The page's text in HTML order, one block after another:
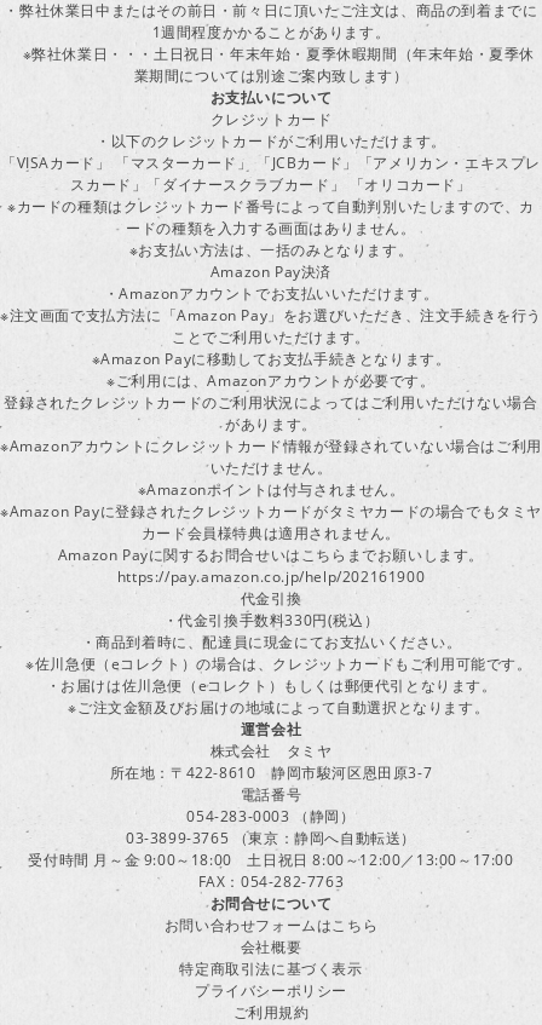
・弊社休業日中またはその前日・前々日に頂いたご注文は、商品の到着までに
1週間程度かかることがあります。
※弊社休業日・・・土日祝日・年末年始・夏季休暇期間（年末年始・夏季休
業期間については別途ご案内致します）
お支払いについて
クレジットカード
・以下のクレジットカードがご利用いただけます。
「VISAカード」 「マスターカード」 「JCBカード」「アメリカン・エキスプレ
スカード」「ダイナースクラブカード」 「オリコカード」
※カードの種類はクレジットカード番号によって自動判別いたしますので、カ
ードの種類を入力する画面はありません。
※お支払い方法は、一括のみとなります。
Amazon Pay決済
・Amazonアカウントでお支払いいただけます。
※注文画面で支払方法に「Amazon Pay」をお選びいただき、注文手続きを行う
ことでご利用いただけます。
※Amazon Payに移動してお支払手続きとなります。
※ご利用には、Amazonアカウントが必要です。
登録されたクレジットカードのご利用状況によってはご利用いただけない場合
があります。
※Amazonアカウントにクレジットカード情報が登録されていない場合はご利用
いただけません。
※Amazonポイントは付与されません。
※Amazon Payに登録されたクレジットカードがタミヤカードの場合でもタミヤ
カード会員様特典は適用されません。
Amazon Payに関するお問合せいはこちらまでお願いします。
https://pay.amazon.co.jp/help/202161900
代金引換
・代金引換手数料330円(税込）
・商品到着時に、配達員に現金にてお支払いください。
※佐川急便（eコレクト）の場合は、クレジットカードもご利用可能です。
・お届けは佐川急便（eコレクト）もしくは郵便代引となります。
※ご注文金額及びお届けの地域によって自動選択となります。
運営会社
株式会社 タミヤ
所在地：〒422-8610 静岡市駿河区恩田原3-7
電話番号
054-283-0003 （静岡）
03-3899-3765 （東京：静岡へ自動転送）
受付時間 月～金 9:00～18:00 土日祝日 8:00～12:00／13:00～17:00
FAX：054-282-7763
お問合せについて
お問い合わせフォームはこちら
会社概要
特定商取引法に基づく表示
プライバシーポリシー
ご利用規約